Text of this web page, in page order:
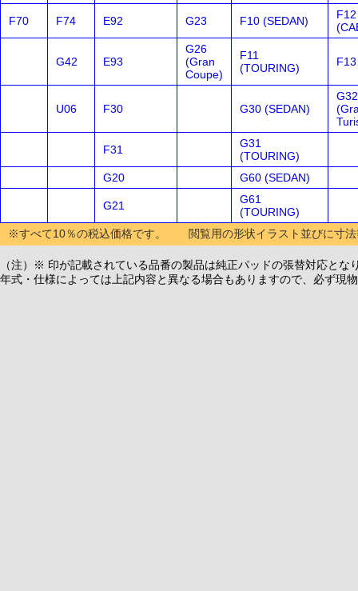
F70 F74 E92 G23 F10 (SEDAN)
F12
G42 E93
G26
(Gran
Coupe)
F11
(TOURING)
U06 F30 G30 (SEDAN)
G32
F31
G31
(TOURING)
G20
G60 (SEDAN)
G21
G61
(TOURING)
※すべて10％の税込価格です。 閲覧用の形状イラスト並びに寸法
（注）※ 印が記載されている品番の製品は純正パッドの張替対応とな
年式・仕様によっては上記内容と異なる場合もありますので、必ず現